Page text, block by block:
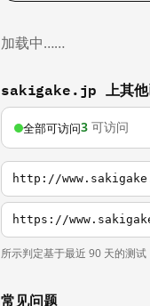
加载中……
sakigake.jp 上其他
全部可访问3 可访问
http://
https://
所示判定基于最近 90 天的测试
常见问题